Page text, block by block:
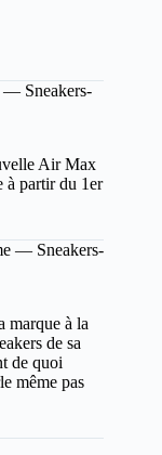
— Sneakers-
Air Max
à partir du 1er
— Sneakers-
à la
de sa
de quoi
même pas